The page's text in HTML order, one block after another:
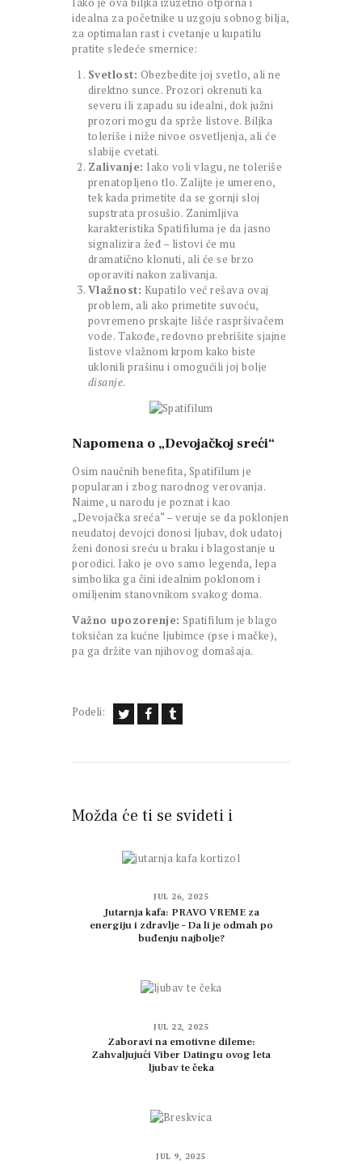
idealna za početnike u uzgoju sobnog bilja,
za optimalan rast i cvetanje u kupatilu
pratite sledeće smernice:
Svetlost: Obezbedite joj svetlo, ali ne
direktno sunce. Prozori okrenuti ka
severu ili zapadu su idealni, dok južni
prozori mogu da sprže listove. Biljka
toleriše i niže nivoe osvetljenja, ali će
slabije cvetati.
Zalivanje: Iako voli vlagu, ne toleriše
prenatopljeno tlo. Zalijte je umereno,
tek kada primetite da se gornji sloj
supstrata prosušio. Zanimljiva
karakteristika Spatifiluma je da jasno
signalizira žeđ – listovi će mu
dramatično klonuti, ali će se brzo
oporaviti nakon zalivanja.
Vlažnost: Kupatilo već rešava ovaj
problem, ali ako primetite suvoću,
povremeno prskajte lišće raspršivačem
vode. Takođe, redovno prebrišite sjajne
listove vlažnom krpom kako biste
uklonili prašinu i omogućili joj bolje
disanje.
Napomena o „Devojačkoj sreći“
Osim naučnih benefita, Spatifilum je
popularan i zbog narodnog verovanja.
Naime, u narodu je poznat i kao
„Devojačka sreća“ – veruje se da poklonjen
neudatoj devojci donosi ljubav, dok udatoj
ženi donosi sreću u braku i blagostanje u
porodici. Iako je ovo samo legenda, lepa
simbolika ga čini idealnim poklonom i
omiljenim stanovnikom svakog doma.
Važno upozorenje: Spatifilum je blago
toksičan za kućne ljubimce (pse i mačke),
pa ga držite van njihovog domašaja.
Podeli:
Možda će ti se svideti i
JUL 26, 2025
Jutarnja kafa: PRAVO VREME za
energiju i zdravlje – Da li je odmah po
buđenju najbolje?
JUL 22, 2025
Zaboravi na emotivne dileme:
Zahvaljujući Viber Datingu ovog leta
ljubav te čeka
JUL 9, 2025